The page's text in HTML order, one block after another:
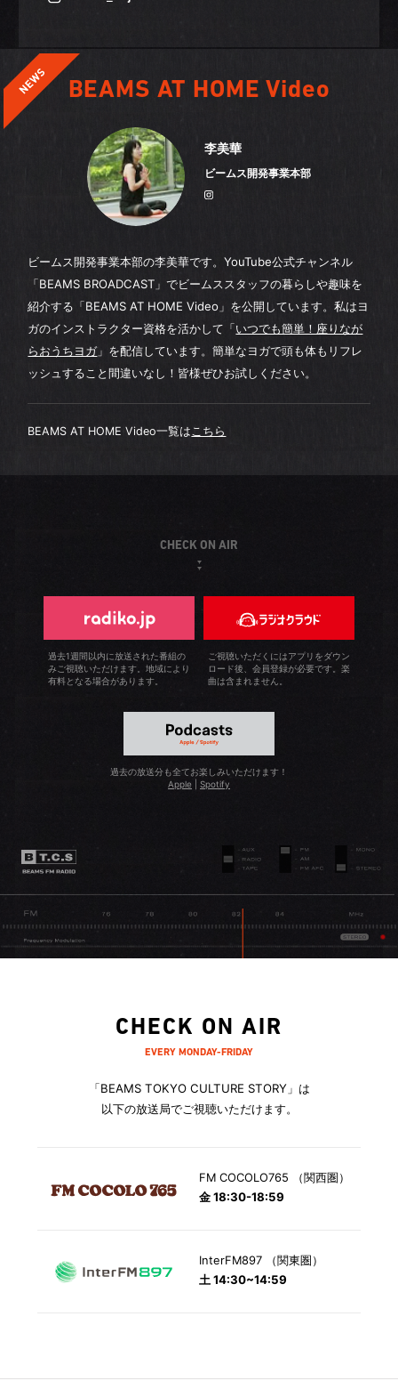
BEAMS AT HOME Video
李美華
ビームス開発事業本部
ビームス開発事業本部の李美華です。YouTube公式チャンネル
「BEAMS BROADCAST」でビームススタッフの暮らしや趣味を
紹介する「BEAMS AT HOME Video」を公開しています。私はヨ
ガのインストラクター資格を活かして「いつでも簡単！座りなが
らおうちヨガ」を配信しています。簡単なヨガで頭も体もリフレ
ッシュすること間違いなし！皆様ぜひお試しください。
BEAMS AT HOME Video一覧はこちら
CHECK ON AIR
過去1週間以内に放送された番組の
みご視聴いただけます。地域により
有料となる場合があります。
ご視聴いただくにはアプリをダウン
ロード後、会員登録が必要です。楽
曲は含まれません。
過去の放送分も全てお楽しみいただけます！
Apple
Spotify
CHECK ON AIR
EVERY MONDAY-FRIDAY
「BEAMS TOKYO CULTURE STORY」は
以下の放送局でご視聴いただけます。
FM COCOLO765 （関西圏）
金 18:30-18:59
InterFM897 （関東圏）
土 14:30~14:59